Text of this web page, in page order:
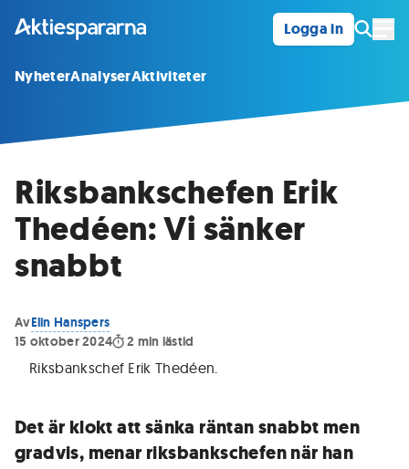
Logga in
NyheterAnalyserAktiviteter
Riksbankschefen Erik
Thedéen: Vi sänker
snabbt
AvElin Hanspers
15 oktober 2024
2 min lästid
Riksbankschef Erik Thedéen.
Det är klokt att sänka räntan snabbt men
gradvis, menar riksbankschefen när han